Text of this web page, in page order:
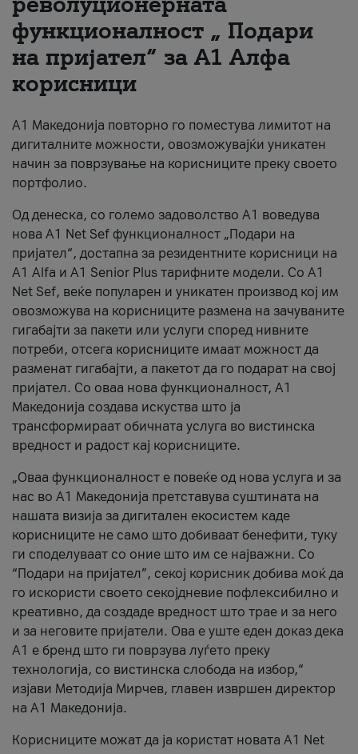
За нас
#ПодобарОнлајн
функционалност „ Подари
на пријател“ за А1 Алфа
корисници
А1 Македонија повторно го поместува лимитот на
дигиталните можности, овозможувајќи уникатен
начин за поврзување на корисниците преку своето
портфолио.
Од денеска, со големо задоволство А1 воведува
нова A1 Net Sef функционалност „Подари на
пријател“, достапна за резидентните корисници на
А1 Alfa и A1 Senior Plus тарифните модели. Со A1
Net Sef, веќе популарен и уникатен производ кој им
овозможува на корисниците размена на зачуваните
гигабајти за пакети или услуги според нивните
потреби, отсега корисниците имаат можност да
разменат гигабајти, а пакетот да го подарат на свој
пријател. Со оваа нова функционалност, А1
Македонија создава искуства што ја
трансформираат обичната услуга во вистинска
вредност и радост кај корисниците.
„Оваа функционалност е повеќе од нова услуга и за
нас во А1 Македонија претставува суштината на
нашата визија за дигитален екосистем каде
корисниците не само што добиваат бенефити, туку
ги споделуваат со оние што им се најважни. Со
“Подари на пријател”, секој корисник добива моќ да
го искористи своето секојдневие пофлексибилно и
креативно, да создаде вредност што трае и за него
и за неговите пријатели. Ова е уште еден доказ дека
А1 е бренд што ги поврзува луѓето преку
технологија, со вистинска слобода на избор,“
изјави Методија Мирчев, главен извршен директор
на А1 Македонија.
Корисниците можат да ја користат новата А1 Net